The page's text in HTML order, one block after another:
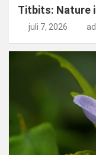
Titbits: Nature
juli 7, 2026